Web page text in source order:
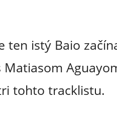
ten istý Baio
tohto tracklistu.